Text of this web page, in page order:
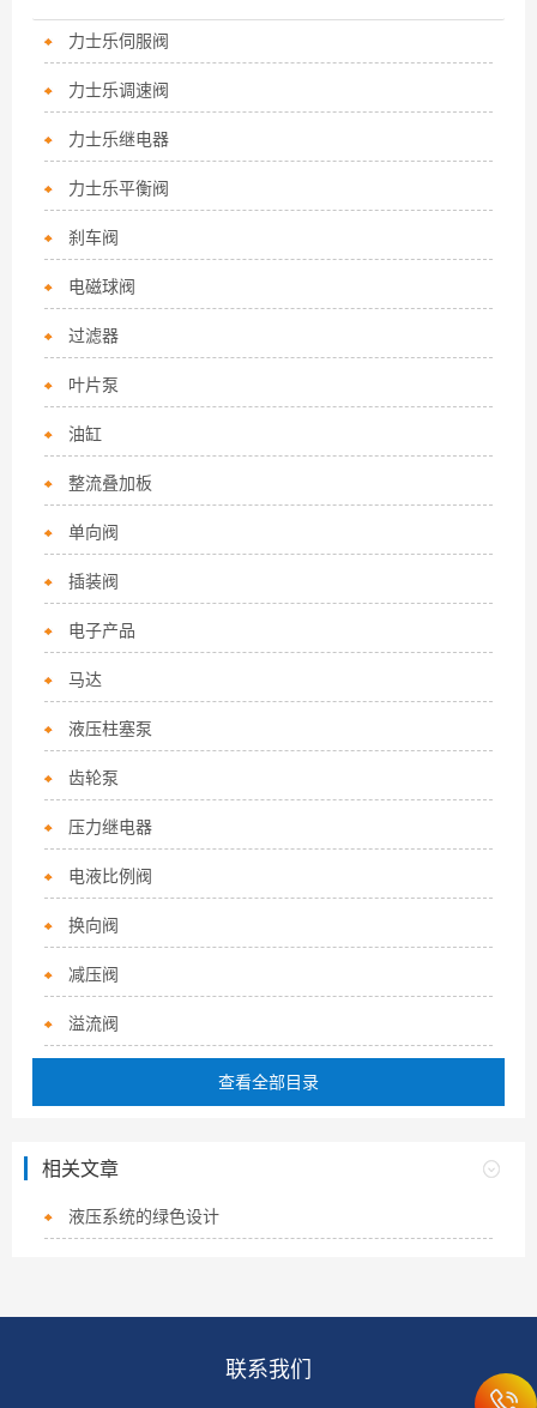
力士乐伺服阀
力士乐调速阀
力士乐继电器
力士乐平衡阀
刹车阀
电磁球阀
过滤器
叶片泵
油缸
整流叠加板
单向阀
插装阀
电子产品
马达
液压柱塞泵
齿轮泵
压力继电器
电液比例阀
换向阀
减压阀
溢流阀
查看全部目录
相关文章
液压系统的绿色设计
联系我们